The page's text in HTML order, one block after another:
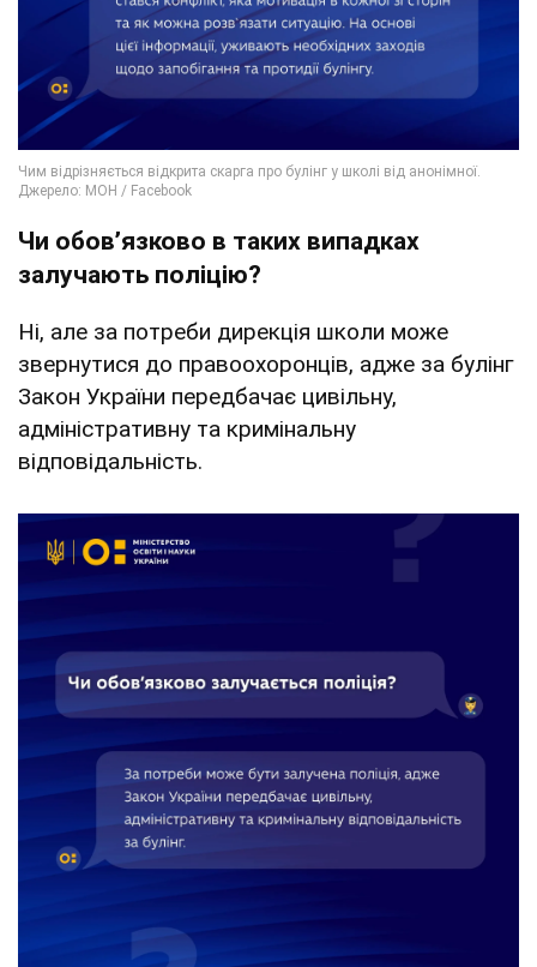
Чи обовʼязково в таких випадках
залучають поліцію?
Ні, але за потреби дирекція школи може
звернутися до правоохоронців, адже за булінг
Закон України передбачає цивільну,
адміністративну та кримінальну
відповідальність.